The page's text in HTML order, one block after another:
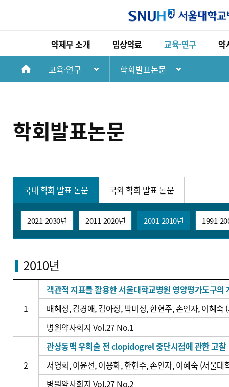
약제부 소개
약제부 소개
비전
임상약료
임상약료
항응고 약료 임상업무
호흡기 약료 임상업무
노인 다약제 상담업무
신장 약료 임상업무
교육·연구
교육·연구
약
면
교육·연구 학회발표논문
학회발표논문
국내 학회 발표 논문 국외 학회 발표 논문
2021-2030년 2011-2020년 2001-2010년 1991-
2010년
1
객관적 지표를 활용한 서울대학교병원 영양평가도구의
배혜정, 김경애, 김아정, 박미정, 한현주, 손인자, 이혜숙
병원약사회지 Vol.27 No.1
2
관상동맥 우회술 전 clopidogrel 중단시점에 관한 고찰
서영희, 이윤선, 이용화, 한현주, 손인자, 이혜숙 (서울대
병원약사회지 Vol.27 No.2